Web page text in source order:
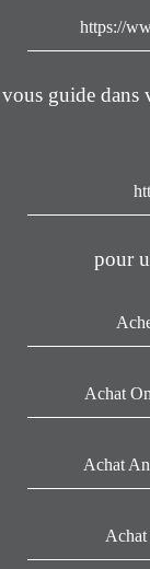
https://
vous guide dans
pour
Achat
Achat